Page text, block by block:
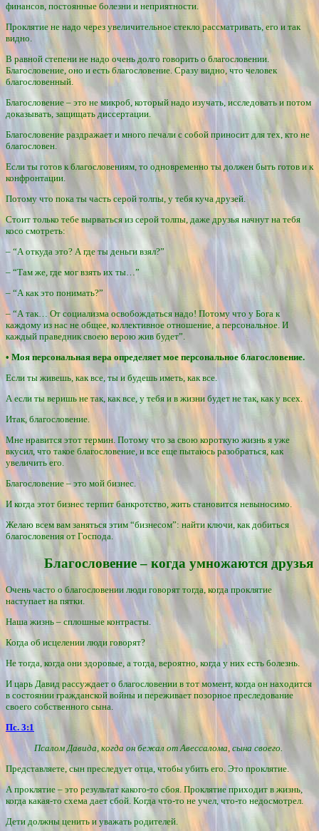
финансов, постоянные болезни и неприятности.
Проклятие не надо через увеличительное стекло рассматривать, его и так
видно.
В равной степени не надо очень долго говорить о благословении.
Благословение, оно и есть благословение. Сразу видно, что человек
благословенный.
Благословение – это не микроб, который надо изучать, исследовать и потом
доказывать, защищать диссертации.
Благословение раздражает и много печали с собой приносит для тех, кто не
благословен.
Если ты готов к благословениям, то одновременно ты должен быть готов и к
конфронтации.
Потому что пока ты часть серой толпы, у тебя куча друзей.
Стоит только тебе вырваться из серой толпы, даже друзья начнут на тебя
косо смотреть:
– “А откуда это? А где ты деньги взял?”
– “Там же, где мог взять их ты…”
– “А как это понимать?”
– “А так… От социализма освобождаться надо! Потому что у Бога к
каждому из нас не общее, коллективное отношение, а персональное. И
каждый праведник своею верою жив будет”.
• Моя персональная вера определяет мое персональное благословение.
Если ты живешь, как все, ты и будешь иметь, как все.
А если ты веришь не так, как все, у тебя и в жизни будет не так, как у всех.
Итак, благословение.
Мне нравится этот термин. Потому что за свою короткую жизнь я уже
вкусил, что такое благословение, и все еще пытаюсь разобраться, как
увеличить его.
Благословение – это мой бизнес.
И когда этот бизнес терпит банкротство, жить становится невыносимо.
Желаю всем вам заняться этим “бизнесом”: найти ключи, как добиться
благословения от Господа.
Благословение – когда умножаются друзья
Очень часто о благословении люди говорят тогда, когда проклятие
наступает на пятки.
Наша жизнь – сплошные контрасты.
Когда об исцелении люди говорят?
Не тогда, когда они здоровые, а тогда, вероятно, когда у них есть болезнь.
И царь Давид рассуждает о благословении в тот момент, когда он находится
в состоянии гражданской войны и переживает позорное преследование
своего собственного сына.
Пс. 3:1
Псалом Давида, когда он бежал от Авессалома, сына своего.
Представляете, сын преследует отца, чтобы убить его. Это проклятие.
А проклятие – это результат какого-то сбоя. Проклятие приходит в жизнь,
когда какая-то схема дает сбой. Когда что-то не учел, что-то недосмотрел.
Дети должны ценить и уважать родителей.